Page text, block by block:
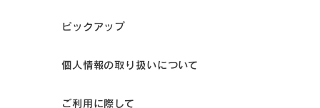
ピックアップ
個人情報の取り扱いについて
ご利用に際して